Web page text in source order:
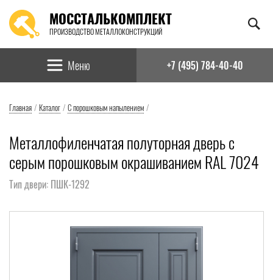
МОССТАЛЬКОМПЛЕКТ
ПРОИЗВОДСТВО МЕТАЛЛОКОНСТРУКЦИЙ
Найти:
Меню +7 (495) 784-40-40
Главная / Каталог / С порошковым напылением /
Металлофиленчатая полуторная дверь с
серым порошковым окрашиванием RAL 7024
Тип двери: ПШК-1292